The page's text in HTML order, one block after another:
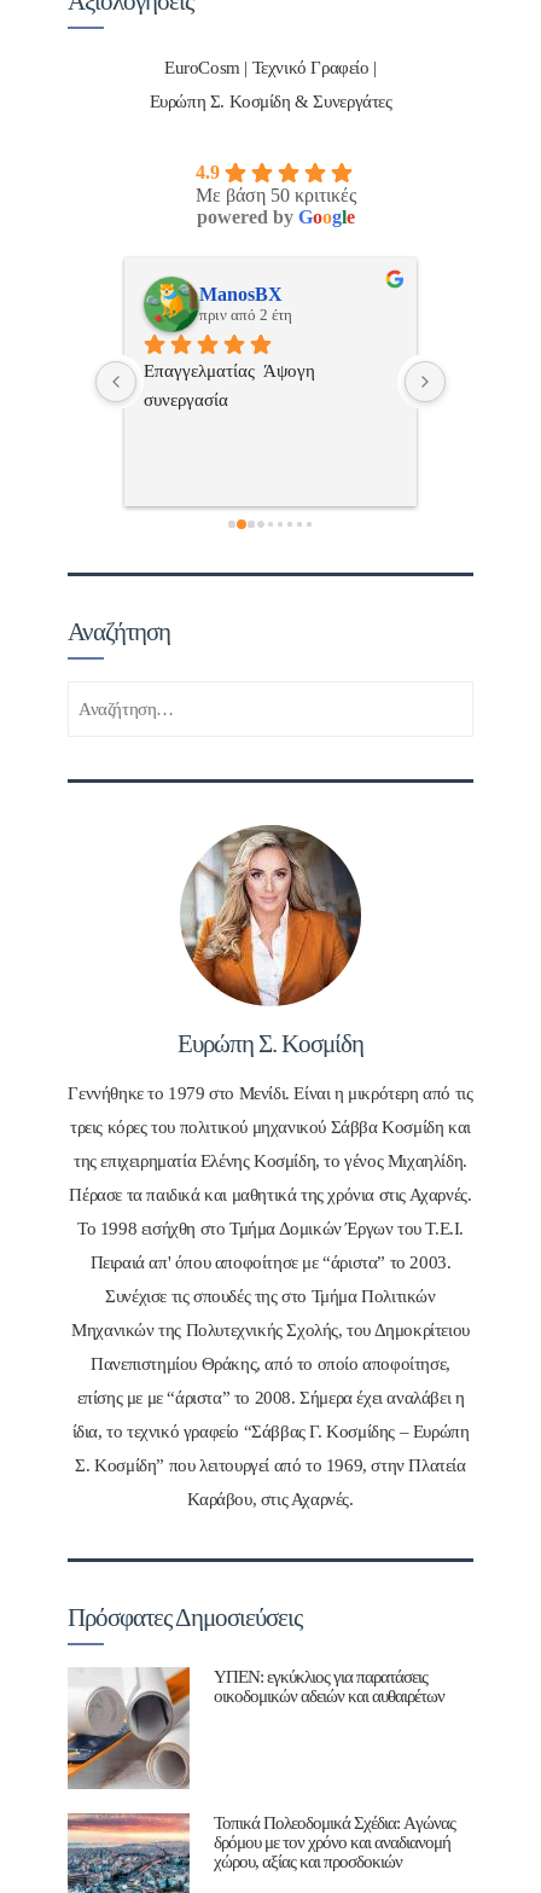
EuroCosm | Τεχνικό Γραφείο |
Ευρώπη Σ. Κοσμίδη & Συνεργάτες
4.9
Με βάση 50 κριτικές
powered by Google
ManosBX
πριν από 2 έτη
Επαγγελματίας  Άψογη
συνεργασία
Αναζήτηση
Ευρώπη Σ. Κοσμίδη
Γεννήθηκε το 1979 στο Μενίδι. Είναι η μικρότερη από τις
τρεις κόρες του πολιτικού μηχανικού Σάββα Κοσμίδη και
της επιχειρηματία Ελένης Κοσμίδη, το γένος Μιχαηλίδη.
Πέρασε τα παιδικά και μαθητικά της χρόνια στις Αχαρνές.
Το 1998 εισήχθη στο Τμήμα Δομικών Έργων του Τ.Ε.Ι.
Πειραιά απ' όπου αποφοίτησε με “άριστα” το 2003.
Συνέχισε τις σπουδές της στο Τμήμα Πολιτικών
Μηχανικών της Πολυτεχνικής Σχολής, του Δημοκρίτειου
Πανεπιστημίου Θράκης, από το οποίο αποφοίτησε,
επίσης με με “άριστα” το 2008. Σήμερα έχει αναλάβει η
ίδια, το τεχνικό γραφείο “Σάββας Γ. Κοσμίδης – Ευρώπη
Σ. Κοσμίδη” που λειτουργεί από το 1969, στην Πλατεία
Καράβου, στις Αχαρνές.
Πρόσφατες Δημοσιεύσεις
ΥΠΕΝ: εγκύκλιος για παρατάσεις
οικοδομικών αδειών και αυθαιρέτων
Τοπικά Πολεοδομικά Σχέδια: Aγώνας
δρόμου με τον χρόνο και αναδιανομή
χώρου, αξίας και προσδοκιών